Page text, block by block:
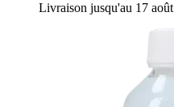
Livraison jusqu'au 17 août